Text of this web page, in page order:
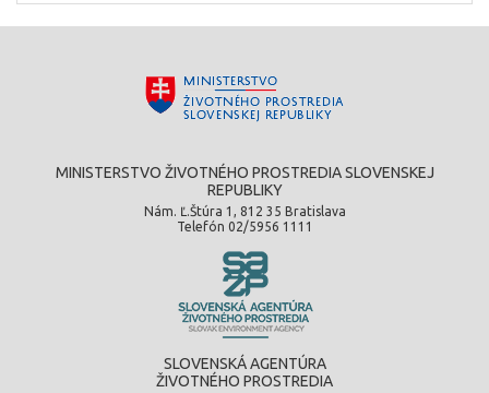
MINISTERSTVO ŽIVOTNÉHO PROSTREDIA SLOVENSKEJ
REPUBLIKY
Nám. Ľ.Štúra 1, 812 35 Bratislava
Telefón 02/5956 1111
SLOVENSKÁ AGENTÚRA
ŽIVOTNÉHO PROSTREDIA